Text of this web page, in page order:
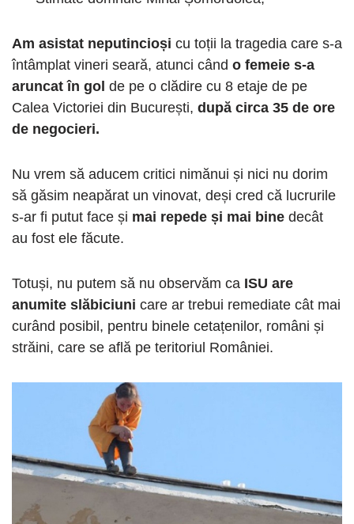
Am asistat neputincioși cu toții la tragedia care s-a
întâmplat vineri seară, atunci când o femeie s-a
aruncat în gol de pe o clădire cu 8 etaje de pe
Calea Victoriei din București, după circa 35 de ore
de negocieri.
Nu vrem să aducem critici nimănui și nici nu dorim
să găsim neapărat un vinovat, deși cred că lucrurile
s-ar fi putut face și mai repede și mai bine decât
au fost ele făcute.
Totuși, nu putem să nu observăm ca ISU are
anumite slăbiciuni care ar trebui remediate cât mai
curând posibil, pentru binele cetațenilor, români și
străini, care se află pe teritoriul României.